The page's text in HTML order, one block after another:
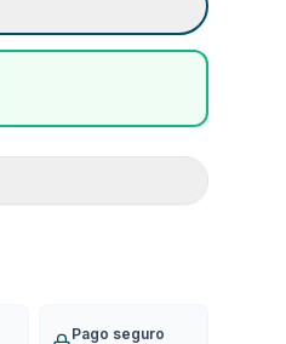
Pago seguro